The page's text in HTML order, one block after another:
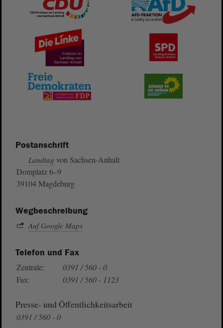
Postanschrift
Landtag von Sachsen-Anhalt
Domplatz 6–9
39104 Magdeburg
Wegbeschreibung
Auf Google Maps
Telefon und Fax
Zentrale:
0391 / 560 - 0
Fax:
0391 / 560 - 1123
Presse- und Öffentlichkeitsarbeit
0391 / 560 - 0